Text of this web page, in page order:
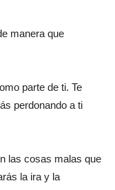
manera que
parte de ti. Te
perdonando a ti
las cosas malas que
la ira y la